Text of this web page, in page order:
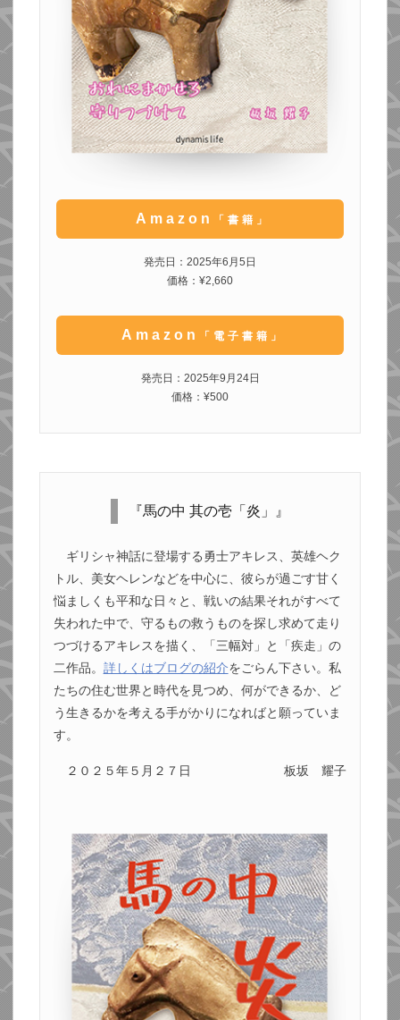
Amazon 「書籍」
発売日：2025年6月5日
価格：¥2,660
Amazon 「電子書籍」
発売日：2025年9月24日
価格：¥500
『馬の中 其の壱「炎」』
ギリシャ神話に登場する勇士アキレス、英雄ヘク
トル、美女ヘレンなどを中心に、彼らが過ごす甘く
悩ましくも平和な日々と、戦いの結果それがすべて
失われた中で、守るもの救うものを探し求めて走り
つづけるアキレスを描く、「三幅対」と「疾走」の
二作品。 詳しくはブログの紹介をごらん下さい。私
たちの住む世界と時代を見つめ、何ができるか、ど
う生きるかを考える手がかりになればと願っていま
す。
２０２５年５月２７日 板坂 耀子